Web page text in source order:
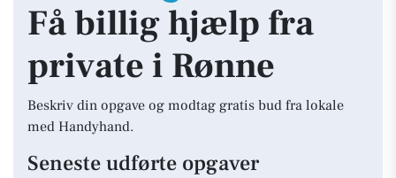
Få billig hjælp fra
private i Rønne
Beskriv din opgave og modtag gratis bud fra lokale
med Handyhand.
Seneste udførte opgaver